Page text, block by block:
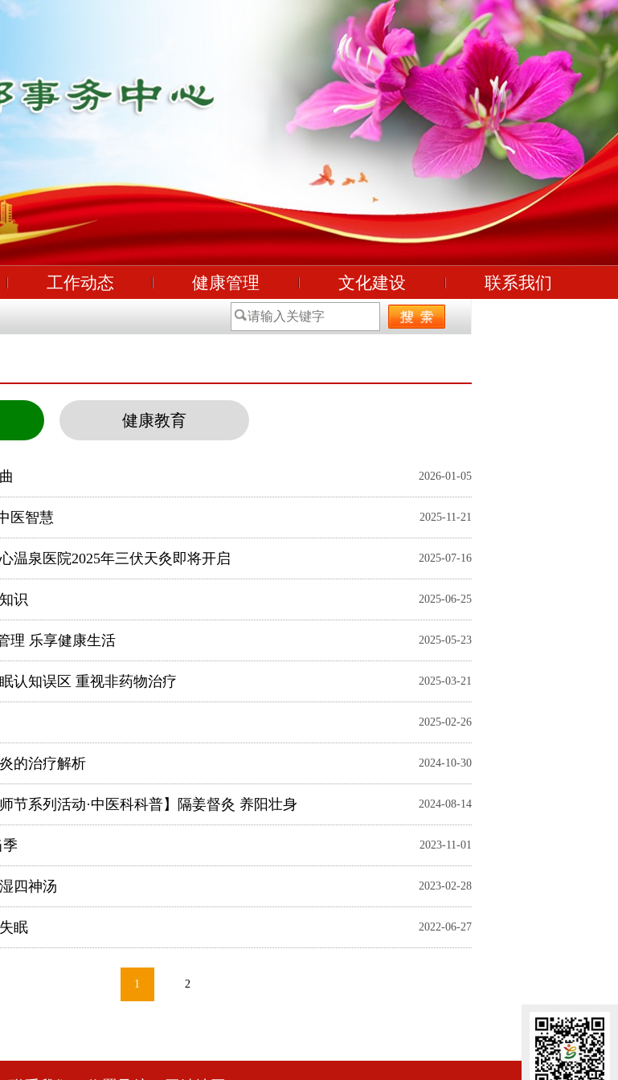
工作动态 健康管理 文化建设 联系我们
健康教育
2026-01-05
医智慧 2025-11-21
温泉医院2025年三伏天灸即将开启 2025-07-16
识 2025-06-25
理 乐享健康生活 2025-05-23
认知误区 重视非药物治疗 2025-03-21
2025-02-26
的治疗解析 2024-10-30
师节系列活动·中医科科普】隔姜督灸 养阳壮身 2024-08-14
2023-11-01
四神汤 2023-02-28
眠 2022-06-27
1 2